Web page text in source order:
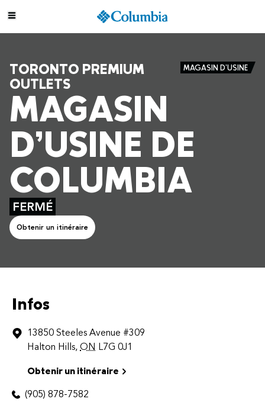
TORONTO PREMIUM
OUTLETS
MAGASIN D’USINE
MAGASIN
D’USINE DE
COLUMBIA
FERMÉ
Obtenir un itinéraire
Infos
13850 Steeles Avenue #309
Halton Hills, ON L7G 0J1
Obtenir un itinéraire
(905) 878-7582